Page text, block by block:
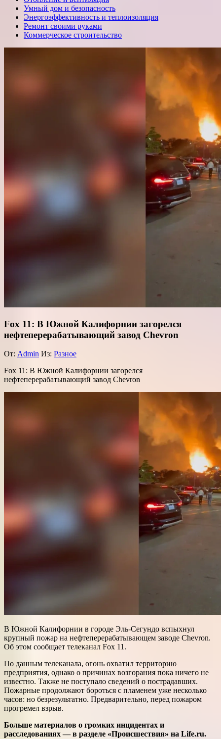
Умный дом и безопасность
Энергоэффективность и теплоизоляция
Ремонт своими руками
Коммерческое строительство
Fox 11: В Южной Калифорнии загорелся
нефтеперерабатывающий завод Chevron
От: Admin Из: Разное
Fox 11: В Южной Калифорнии загорелся
нефтеперерабатывающий завод Chevron
В Южной Калифорнии в городе Эль-Сегундо вспыхнул
крупный пожар на нефтеперерабатывающем заводе Chevron.
Об этом сообщает телеканал Fox 11.
По данным телеканала, огонь охватил территорию
предприятия, однако о причинах возгорания пока ничего не
известно. Также не поступало сведений о пострадавших.
Пожарные продолжают бороться с пламенем уже несколько
часов: но безрезультатно. Предварительно, перед пожаром
прогремел взрыв.
Больше материалов о громких инцидентах и
расследованиях — в разделе «Происшествия» на Life.ru.